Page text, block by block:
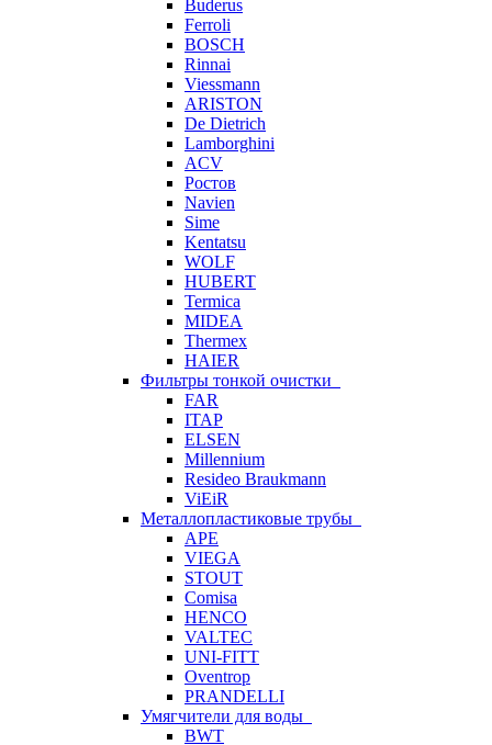
Buderus
Ferroli
BOSCH
Rinnai
Viessmann
ARISTON
De Dietrich
Lamborghini
ACV
Ростов
Navien
Sime
Kentatsu
WOLF
HUBERT
Termica
MIDEA
Thermex
HAIER
Фильтры тонкой очистки
FAR
ITAP
ELSEN
Millennium
Resideo Braukmann
ViEiR
Металлопластиковые трубы
APE
VIEGA
STOUT
Comisa
HENCO
VALTEC
UNI-FITT
Oventrop
PRANDELLI
Умягчители для воды
BWT